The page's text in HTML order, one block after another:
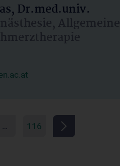
Dr.med.univ.
Allgemeine
… 116